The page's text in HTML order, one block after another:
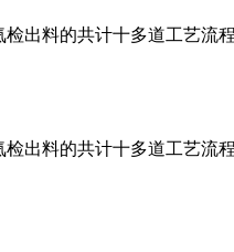
出料的共计十多道工艺流
出料的共计十多道工艺流